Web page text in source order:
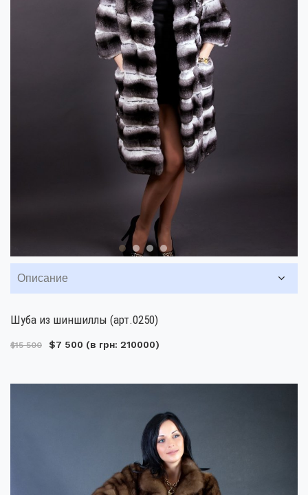
Описание
Шуба из шиншиллы (арт.0250)
$15 500 $7 500 (в грн: 210000)